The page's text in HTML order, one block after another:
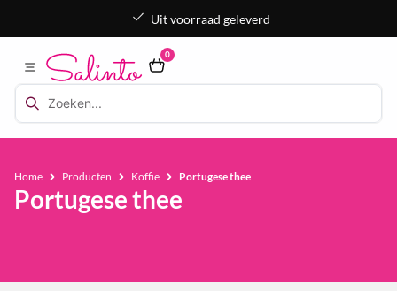
Uit voorraad geleverd
0
Home Producten Koffie Portugese thee
Portugese thee